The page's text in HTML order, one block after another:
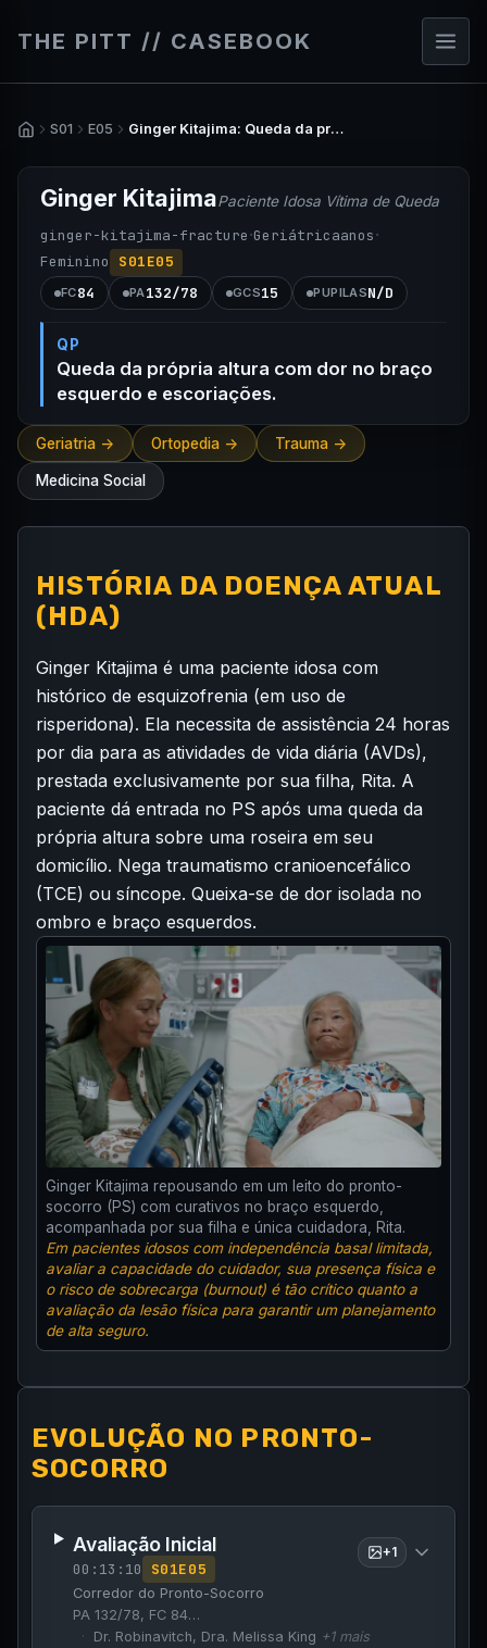
THE PITT // CASEBOOK
S01 E05 Ginger Kitajima: Queda da própria altura com dor no braço esquerdo e escoriações.
Ginger KitajimaPaciente Idosa Vítima de Queda
ginger-kitajima-fracture·Geriátricaanos·
Feminino S01E05
FC84 PA132/78 GCS15 PUPILASN/D
QP
Queda da própria altura com dor no braço
esquerdo e escoriações.
Geriatria -> Ortopedia -> Trauma ->
Medicina Social
HISTÓRIA DA DOENÇA ATUAL
(HDA)
Ginger Kitajima é uma paciente idosa com
histórico de esquizofrenia (em uso de
risperidona). Ela necessita de assistência 24 horas
por dia para as atividades de vida diária (AVDs),
prestada exclusivamente por sua filha, Rita. A
paciente dá entrada no PS após uma queda da
própria altura sobre uma roseira em seu
domicílio. Nega traumatismo cranioencefálico
(TCE) ou síncope. Queixa-se de dor isolada no
ombro e braço esquerdos.
Ginger Kitajima repousando em um leito do pronto-
socorro (PS) com curativos no braço esquerdo,
acompanhada por sua filha e única cuidadora, Rita.
Em pacientes idosos com independência basal limitada,
avaliar a capacidade do cuidador, sua presença física e
o risco de sobrecarga (burnout) é tão crítico quanto a
avaliação da lesão física para garantir um planejamento
de alta seguro.
EVOLUÇÃO NO PRONTO-
SOCORRO
Avaliação Inicial
00:13:10 S01E05
Corredor do Pronto-Socorro
PA 132/78, FC 84…
Dr. Robinavitch, Dra. Melissa King +1 mais
+1